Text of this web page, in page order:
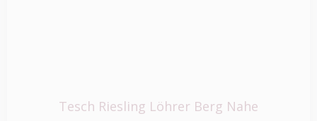
Tesch Riesling Löhrer Berg Nahe